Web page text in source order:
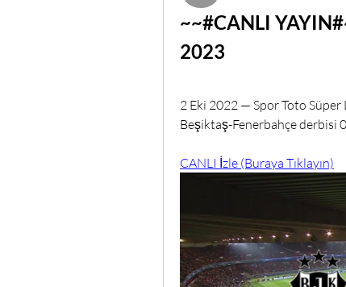
~~#CANLI
2023
2 Eki 2022 — Spor Toto
Beşiktaş-Fenerbahçe derbisi
CANLI İzle (Buraya Tıklayın)